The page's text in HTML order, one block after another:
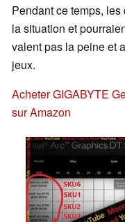
Pendant ce temps,
la situation et
valent pas la peine et
jeux.
Acheter GIGABYTE
sur Amazon